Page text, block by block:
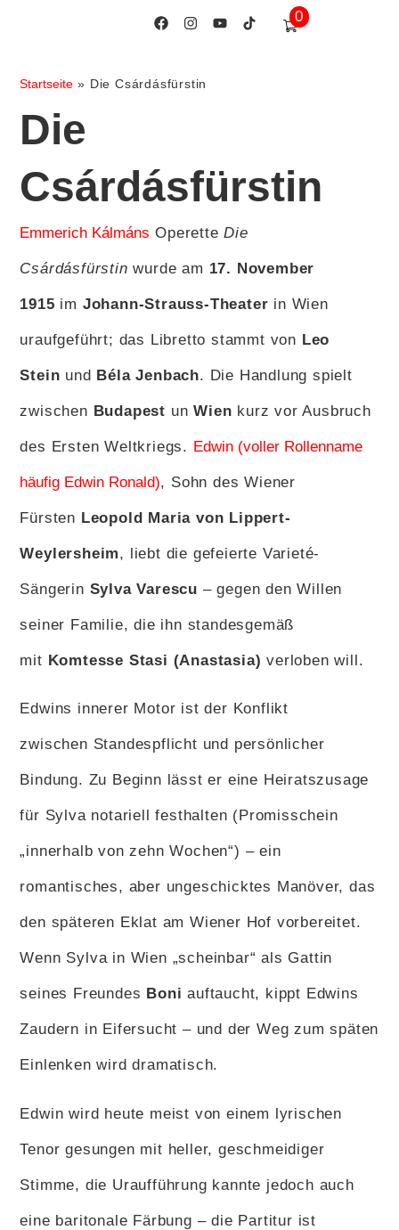
0
Startseite » Die Csárdásfürstin
Die
Csárdásfürstin
Emmerich Kálmáns OperetteDie
Csárdásfürstin wurde am 17. November
1915 im Johann-Strauss-Theater in Wien
uraufgeführt; das Libretto stammt von Leo
Stein und Béla Jenbach. Die Handlung spielt
zwischen Budapest unWien kurz vor Ausbruch
des Ersten Weltkriegs. Edwin (voller Rollenname
häufig Edwin Ronald), Sohn des Wiener
Fürsten Leopold Maria von Lippert-
Weylersheim, liebt die gefeierte Varieté-
Sängerin Sylva Varescu – gegen den Willen
seiner Familie, die ihn standesgemäß
mit Komtesse Stasi (Anastasia) verloben will.
Edwins innerer Motor ist der Konflikt
zwischen Standespflicht und persönlicher
Bindung. Zu Beginn lässt er eine Heiratszusage
für Sylva notariell festhalten (Promisschein
„innerhalb von zehn Wochen“) – ein
romantisches, aber ungeschicktes Manöver, das
den späteren Eklat am Wiener Hof vorbereitet.
Wenn Sylva in Wien „scheinbar“ als Gattin
seines Freundes Boni auftaucht, kippt Edwins
Zaudern in Eifersucht – und der Weg zum späten
Einlenken wird dramatisch.
Edwin wird heute meist von einem lyrischen
Tenor gesungen mit heller, geschmeidiger
Stimme, die Uraufführung kannte jedoch auch
eine baritonale Färbung – die Partitur ist